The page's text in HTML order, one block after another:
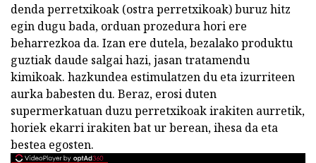
denda perretxikoak (ostra perretxikoak) buruz hitz
egin dugu bada, orduan prozedura hori ere
beharrezkoa da. Izan ere dutela, bezalako produktu
guztiak daude salgai hazi, jasan tratamendu
kimikoak. hazkundea estimulatzen du eta izurriteen
aurka babesten du. Beraz, erosi duten
supermerkatuan duzu perretxikoak irakiten aurretik,
horiek ekarri irakiten bat ur berean, ihesa da eta
bestea egosten.